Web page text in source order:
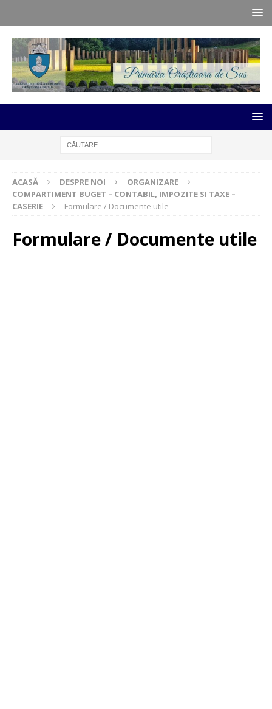
ACASĂ DESPRE NOI
ORGANIZARE
COMPARTIMENT BUGET – CONTABIL, IMPOZITE SI TAXE –
CASERIE
Formulare / Documente utile
Formulare / Documente utile